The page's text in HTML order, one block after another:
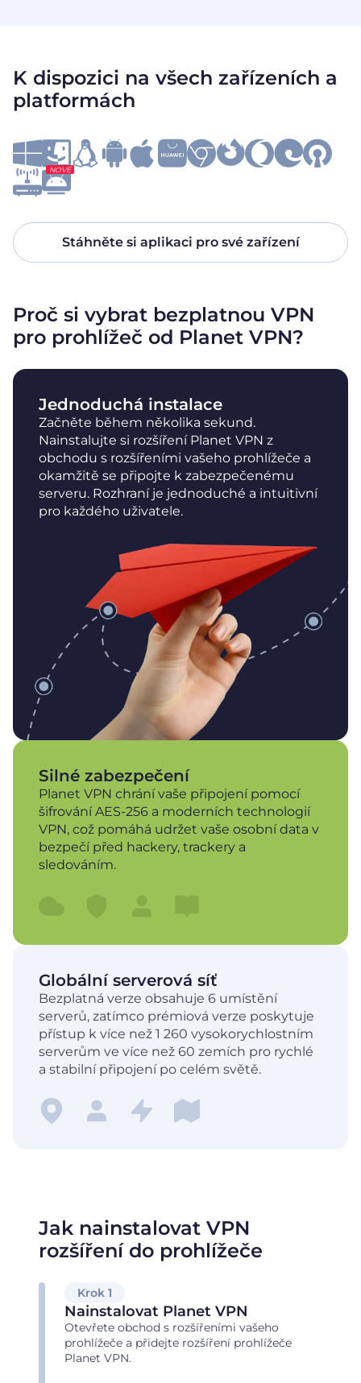
K dispozici na všech zařízeních a
platformách
NOVÉ
Stáhněte si aplikaci pro své zařízení
Proč si vybrat bezplatnou VPN
pro prohlížeč od Planet VPN?
Jednoduchá instalace
Začněte během několika sekund.
Nainstalujte si rozšíření Planet VPN z
obchodu s rozšířeními vašeho prohlížeče a
okamžitě se připojte k zabezpečenému
serveru. Rozhraní je jednoduché a intuitivní
pro každého uživatele.
Silné zabezpečení
Planet VPN chrání vaše připojení pomocí
šifrování AES-256 a moderních technologií
VPN, což pomáhá udržet vaše osobní data v
bezpečí před hackery, trackery a
sledováním.
Globální serverová síť
Bezplatná verze obsahuje 6 umístění
serverů, zatímco prémiová verze poskytuje
přístup k více než 1 260 vysokorychlostním
serverům ve více než 60 zemích pro rychlé
a stabilní připojení po celém světě.
Jak nainstalovat VPN
rozšíření do prohlížeče
Krok 1
Nainstalovat Planet VPN
Otevřete obchod s rozšířeními vašeho
prohlížeče a přidejte rozšíření prohlížeče
Planet VPN.